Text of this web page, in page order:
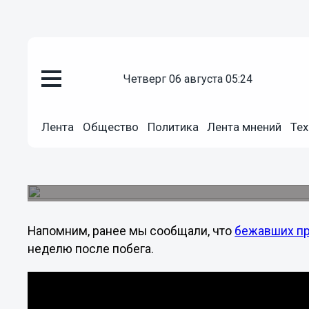
четверг 06 августа 05:24
Лента Общество Политика Лента мнений
Ротозейство нескольких
Напомним, ранее мы сообщали, что бежавших
неделю после побега.